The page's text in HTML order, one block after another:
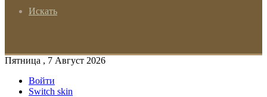
Искать
Пятница , 7 Август 2026
Войти
Switch skin